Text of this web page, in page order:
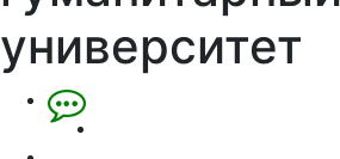
университет